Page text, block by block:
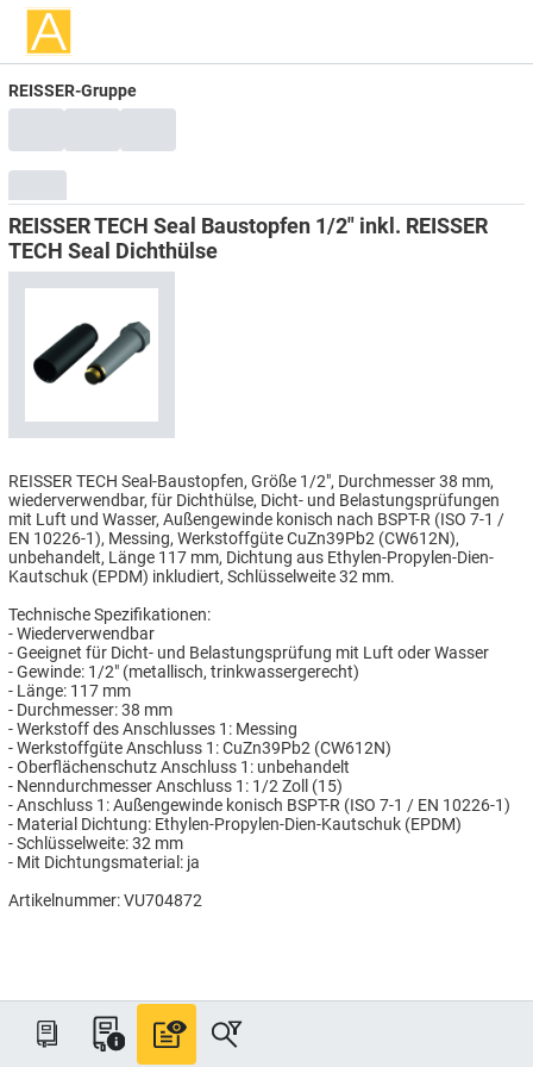
REISSER-Gruppe
REISSER TECH Seal Baustopfen 1/2" inkl. REISSER
TECH Seal Dichthülse
REISSER TECH Seal-Baustopfen, Größe 1/2", Durchmesser 38 mm,
wiederverwendbar, für Dichthülse, Dicht- und Belastungsprüfungen
mit Luft und Wasser, Außengewinde konisch nach BSPT-R (ISO 7-1 /
EN 10226-1), Messing, Werkstoffgüte CuZn39Pb2 (CW612N),
unbehandelt, Länge 117 mm, Dichtung aus Ethylen-Propylen-Dien-
Kautschuk (EPDM) inkludiert, Schlüsselweite 32 mm.
Technische Spezifikationen:
- Wiederverwendbar
- Geeignet für Dicht- und Belastungsprüfung mit Luft oder Wasser
- Gewinde: 1/2" (metallisch, trinkwassergerecht)
- Länge: 117 mm
- Durchmesser: 38 mm
- Werkstoff des Anschlusses 1: Messing
- Werkstoffgüte Anschluss 1: CuZn39Pb2 (CW612N)
- Oberflächenschutz Anschluss 1: unbehandelt
- Nenndurchmesser Anschluss 1: 1/2 Zoll (15)
- Anschluss 1: Außengewinde konisch BSPT-R (ISO 7-1 / EN 10226-1)
- Material Dichtung: Ethylen-Propylen-Dien-Kautschuk (EPDM)
- Schlüsselweite: 32 mm
- Mit Dichtungsmaterial: ja
Artikelnummer: VU704872